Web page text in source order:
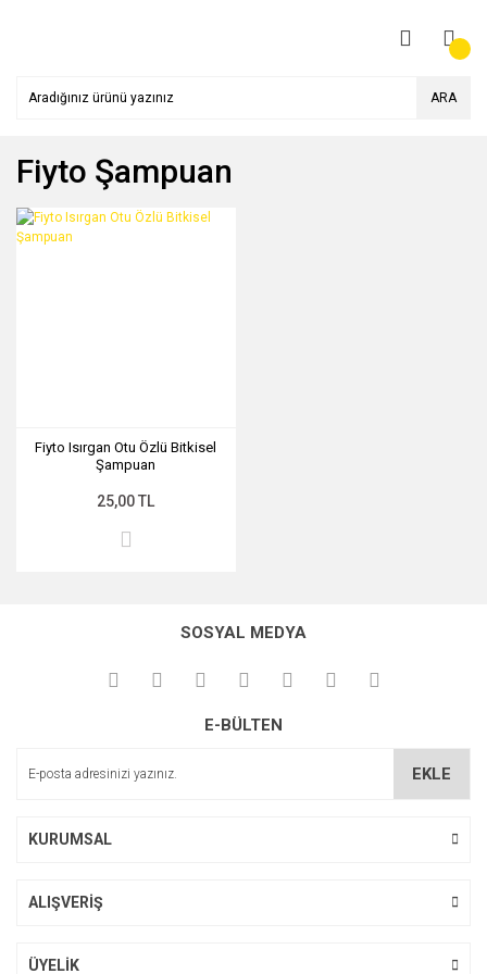
ARA
Fiyto Şampuan
Fiyto Isırgan Otu Özlü Bitkisel
Şampuan
25,00 TL
SOSYAL MEDYA
E-BÜLTEN
EKLE
KURUMSAL
ALIŞVERİŞ
ÜYELİK